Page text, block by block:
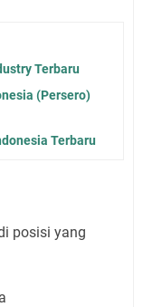
Terbaru
(Persero)
Terbaru
posisi yang